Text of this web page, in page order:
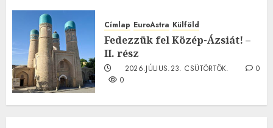
2026.JÚLIUS.23. CSÜTÖRTÖK.
0
Címlap EuroAstra Külföld
Fedezzük fel Közép-Ázsiát! –
II. rész
2026.JÚLIUS.23. CSÜTÖRTÖK.
0
0